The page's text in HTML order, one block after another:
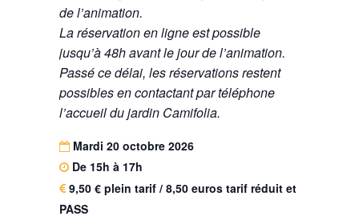
de l’animation.
La réservation en ligne est possible
jusqu’à 48h avant le jour de l’animation.
Passé ce délai, les réservations restent
possibles en contactant par téléphone
l’accueil du jardin Camifolia.
Mardi 20 octobre 2026
De 15h à 17h
9,50 € plein tarif / 8,50 euros tarif réduit et
PASS